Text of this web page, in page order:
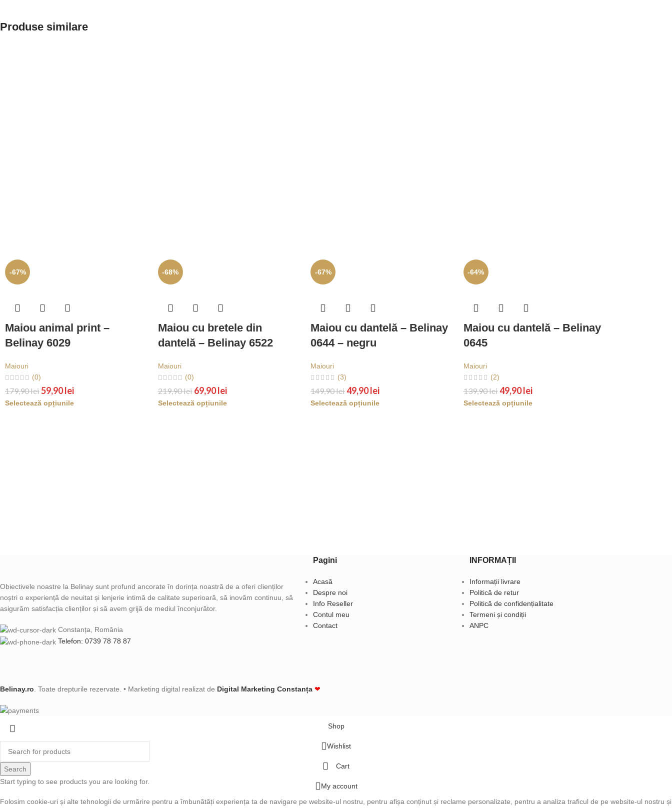
Produse similare
-67%
Maiou animal print –
Belinay 6029
Maiouri
(0)
179,90lei59,90lei
Selectează opțiunile
-68%
Maiou cu bretele din
dantelă – Belinay 6522
Maiouri
(0)
219,90lei 69,90lei
Selectează opțiunile
-67%
Maiou cu dantelă – Belinay
0644 – negru
Maiouri
(3)
149,90lei49,90lei
Selectează opțiunile
-64%
Maiou cu dantelă – Belinay
0645
Maiouri
(2)
139,90lei49,90lei
Selectează opțiunile
Obiectivele noastre la Belinay sunt profund ancorate în dorința noastră de a oferi clienților
noștri o experiență de neuitat și lenjerie intimă de calitate superioară, să inovăm continuu, să
asigurăm satisfacția clienților și să avem grijă de mediul înconjurător.
Constanța, România
Telefon: 0739 78 78 87
Pagini
Acasă
Despre noi
Info Reseller
Contul meu
Contact
INFORMAȚII
Informații livrare
Politică de retur
Politică de confidențialitate
Termeni și condiții
ANPC
Belinay.ro . Toate drepturile rezervate. • Marketing digital realizat de Digital Marketing Constanța ❤
Search
Start typing to see products you are looking for.
Shop
Wishlist
Cart
My account
Folosim cookie-uri și alte tehnologii de urmărire pentru a îmbunătăți experiența ta de navigare pe website-ul nostru, pentru afișa conținut și reclame personalizate, pentru a analiza traficul de pe website-ul nostru și